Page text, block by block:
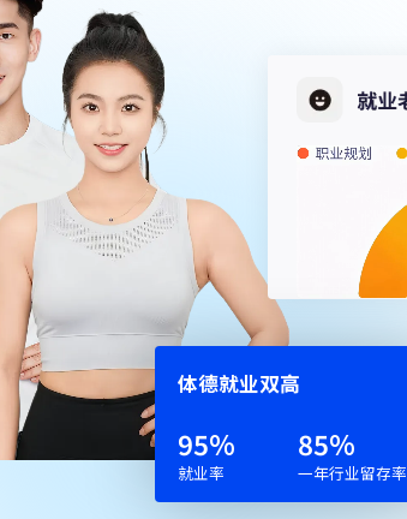
体德就业双⾼
54%
就业率
48%
一年行业留存率